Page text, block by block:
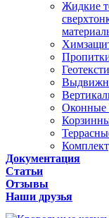
Жидкие
Оконные
Документация
Статьи
Отзывы
Наши друзья